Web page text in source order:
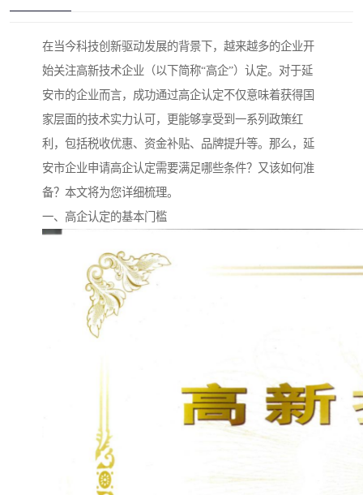
在当今科技创新驱动发展的背景下，越来越多的企业开
始关注高新技术企业（以下简称“高企”）认定。对于延
安市的企业而言，成功通过高企认定不仅意味着获得国
家层面的技术实力认可，更能够享受到一系列政策红
利，包括税收优惠、资金补贴、品牌提升等。那么，延
安市企业申请高企认定需要满足哪些条件？又该如何准
备？本文将为您详细梳理。
一、高企认定的基本门槛